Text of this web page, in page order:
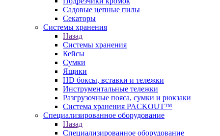
Садовые цепные пилы
Секаторы
Системы хранения
Назад
Системы хранения
Кейсы
Сумки
Ящики
HD боксы, вставки и тележки
Инструментальные тележки
Разгрузочные пояса, сумки и рюкзаки
Система хранения PACKOUT™
Специализированное оборудование
Назад
Специализированное оборудование